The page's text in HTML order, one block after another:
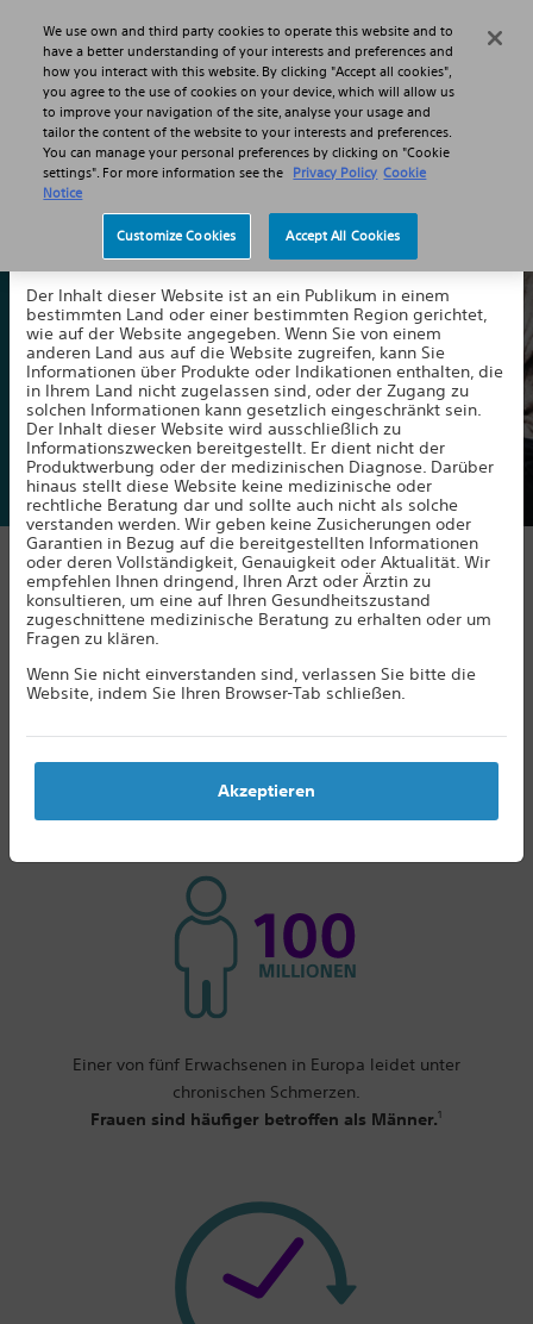
MENU
Haftungsausschluss
Willkommen auf unserer Website. Indem Sie auf die
Schaltfläche unten klicken, akzeptieren Sie Folgendes:
Der Inhalt dieser Website ist an ein Publikum in einem
bestimmten Land oder einer bestimmten Region gerichtet,
wie auf der Website angegeben. Wenn Sie von einem
anderen Land aus auf die Website zugreifen, kann Sie
Informationen über Produkte oder Indikationen enthalten, die
in Ihrem Land nicht zugelassen sind, oder der Zugang zu
solchen Informationen kann gesetzlich eingeschränkt sein.
Der Inhalt dieser Website wird ausschließlich zu
Informationszwecken bereitgestellt. Er dient nicht der
Produktwerbung oder der medizinischen Diagnose. Darüber
hinaus stellt diese Website keine medizinische oder
rechtliche Beratung dar und sollte auch nicht als solche
verstanden werden. Wir geben keine Zusicherungen oder
Garantien in Bezug auf die bereitgestellten Informationen
oder deren Vollständigkeit, Genauigkeit oder Aktualität. Wir
empfehlen Ihnen dringend, Ihren Arzt oder Ärztin zu
konsultieren, um eine auf Ihren Gesundheitszustand
zugeschnittene medizinische Beratung zu erhalten oder um
Fragen zu klären.
Wenn Sie nicht einverstanden sind, verlassen Sie bitte die
Website, indem Sie Ihren Browser-Tab schließen.
Akzeptieren
Über chronische Schmerzen
Wir wissen, dass jeder Tag ein Kampf ist. Aber es gibt
Behandlungsmöglichkeiten, um Ihre chronischen Schmerzen
in den Griff zu bekommen und Ihre Lebensqualität
zurückzugewinnen
Kontaktieren Sie uns
Aufgegebene Hobbys. Strapazierte
Beziehungen. Gefährdete Karrieren.
Schmerz kann viel von dem rauben, was
einen Menschen ausmacht.
dauerhafte Schmerzen, die länger als 6 Monate anhalten.Sie
können überall im Körper auftreten, über Monate oder sogar
Einer von fünf Erwachsenen in Europa leidet unter
chronischen Schmerzen.
Frauen sind häufiger betroffen als Männer.1
We use own and third party cookies to operate this website and to
have a better understanding of your interests and preferences and
how you interact with this website. By clicking "Accept all cookies",
you agree to the use of cookies on your device, which will allow us
to improve your navigation of the site, analyse your usage and
tailor the content of the website to your interests and preferences.
You can manage your personal preferences by clicking on "Cookie
settings". For more information see the Privacy Policy Cookie
Notice
Customize Cookies Accept All Cookies